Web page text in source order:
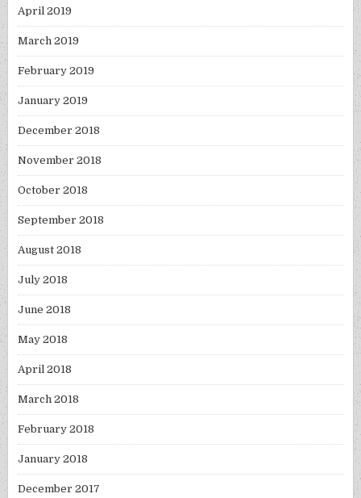
April 2019
March 2019
February 2019
January 2019
December 2018
November 2018
October 2018
September 2018
August 2018
July 2018
June 2018
May 2018
April 2018
March 2018
February 2018
January 2018
December 2017